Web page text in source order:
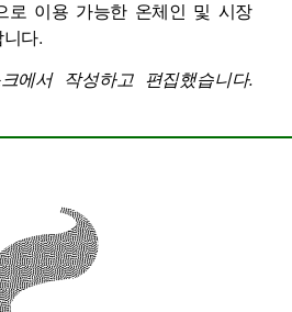
로 이용 가능한 온체인 및 시장
다.
에서 작성하고 편집했습니다.